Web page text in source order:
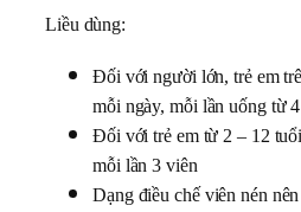
Liều dùng:
Đối với người lớn, trẻ em
mỗi ngày, mỗi lần uống từ
Đối với trẻ em từ 2 – 12
mỗi lần 3 viên
Dạng điều chế viên nén